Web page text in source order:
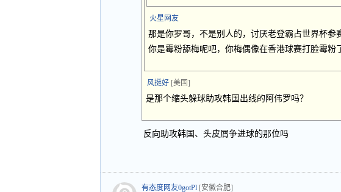
火星网友
那是你罗哥，不是别人的，讨厌老登霸占世界杯参
你是霉粉舔梅呢吧，你梅偶像在香港球赛打脸霉
风挺好 [美国]
是那个缩头躲球助攻韩国出线的阿伟罗吗？
反向助攻韩国、头皮屑争进球的那位吗
有态度网友0gotPl [安徽合肥]